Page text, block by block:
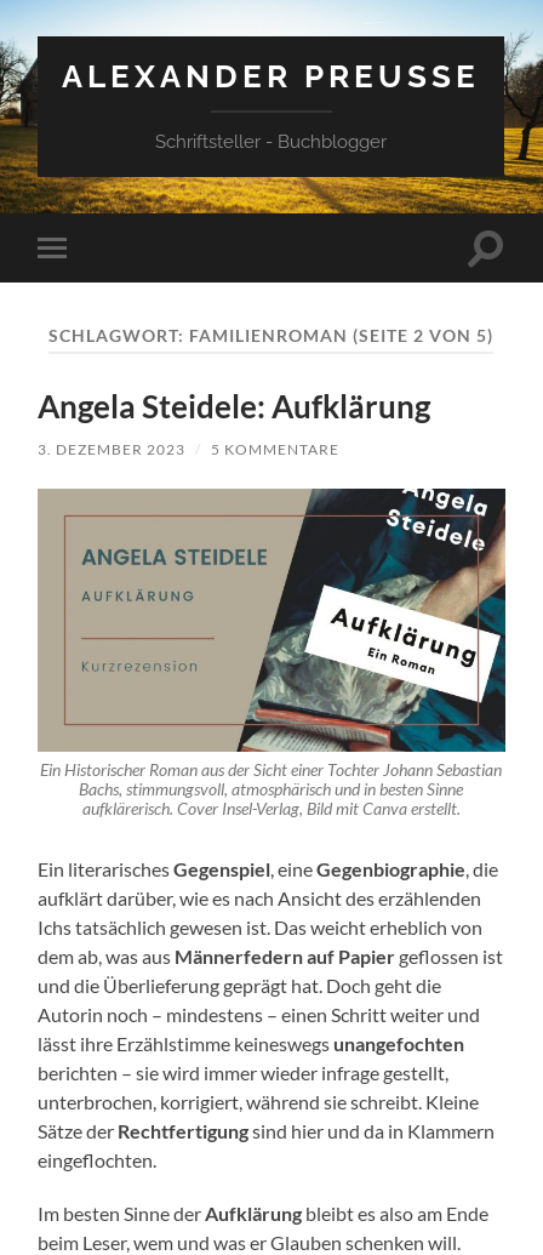
ALEXANDER PREUSSE
Schriftsteller - Buchblogger
Mobile-
Menü
SCHLAGWORT: FAMILIENROMAN (SEITE 2 VON 5)
Angela Steidele: Aufklärung
3. DEZEMBER 2023 / 5 KOMMENTARE
Ein Historischer Roman aus der Sicht einer Tochter Johann Sebastian
Bachs, stimmungsvoll, atmosphärisch und in besten Sinne
aufklärerisch. Cover Insel-Verlag, Bild mit Canva erstellt.
Ein literarischesGegenspiel, eineGegenbiographie, die
aufklärt darüber, wie es nach Ansicht des erzählenden
Ichs tatsächlich gewesen ist. Das weicht erheblich von
dem ab, was aus Männerfedern auf Papiergeflossen ist
und die Überlieferung geprägt hat. Doch geht die
Autorin noch – mindestens – einen Schritt weiter und
lässt ihre Erzählstimme keineswegs unangefochten
berichten – sie wird immer wieder infrage gestellt,
unterbrochen, korrigiert, während sie schreibt. Kleine
Sätze der Rechtfertigungsind hier und da in Klammern
eingeflochten.
Im besten Sinne derAufklärung bleibt es also am Ende
beim Leser, wem und was er Glauben schenken will.